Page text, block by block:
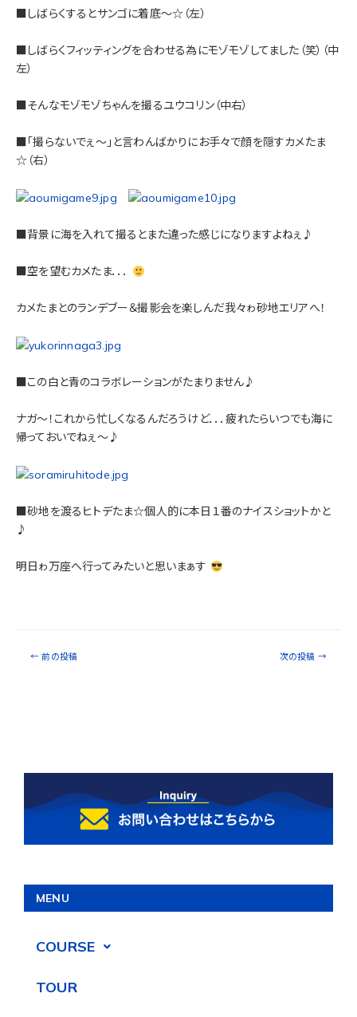
■しばらくするとサンゴに着底～☆（左）
■しばらくフィッティングを合わせる為にモゾモゾしてました（笑）（中
左）
■そんなモゾモゾちゃんを撮るユウコリン（中右）
■「撮らないでぇ～」と言わんばかりにお手々で顔を隠すカメたま
☆（右）
■背景に海を入れて撮るとまた違った感じになりますよねぇ♪
■空を望むカメたま．．．
カメたまとのランデブー＆撮影会を楽しんだ我々ゎ砂地エリアへ！
■この白と青のコラボレーションがたまりません♪
ナガ～！これから忙しくなるんだろうけど．．．疲れたらいつでも海に
帰っておいでねぇ～♪
■砂地を渡るヒトデたま☆個人的に本日１番のナイスショットかと
♪
明日ゎ万座へ行ってみたいと思いまぁす
← 前の投稿 次の投稿 →
MENU
COURSE
TOUR